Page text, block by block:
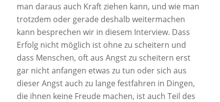
man daraus auch Kraft ziehen kann, und wie man
trotzdem oder gerade deshalb weitermachen
kann besprechen wir in diesem Interview. Dass
Erfolg nicht möglich ist ohne zu scheitern und
dass Menschen, oft aus Angst zu scheitern erst
gar nicht anfangen etwas zu tun oder sich aus
dieser Angst auch zu lange festfahren in Dingen,
die ihnen keine Freude machen, ist auch Teil des